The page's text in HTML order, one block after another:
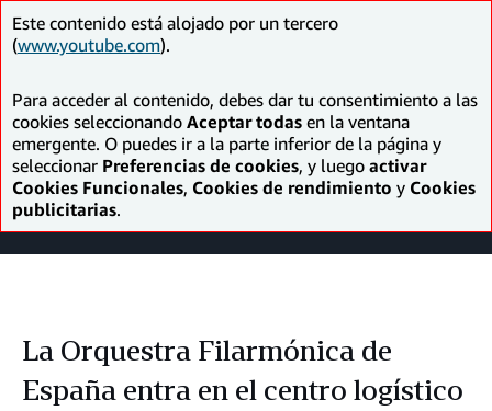
electrónico
Este contenido está alojado por un tercero
(www.youtube.com).
Para acceder al contenido, debes dar tu consentimiento a las
cookies seleccionando Aceptar todas en la ventana
emergente. O puedes ir a la parte inferior de la página y
seleccionar Preferencias de cookies, y luego activar
Cookies Funcionales, Cookies de rendimiento y Cookies
publicitarias.
La Orquestra Filarmónica de
España entra en el centro logístico